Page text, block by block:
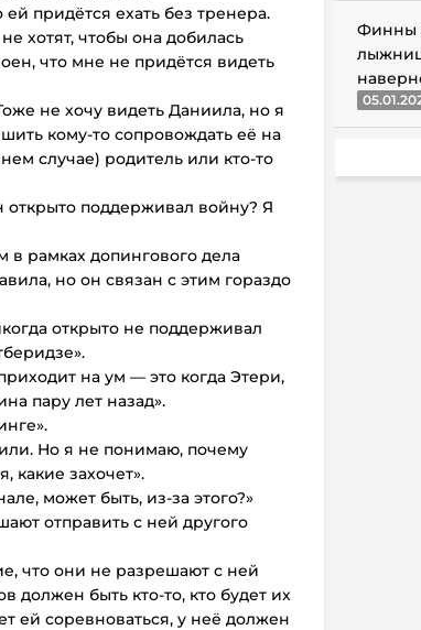
придётся ехать без тренера.
хотят, чтобы она добилась
что мне не придётся видеть
не хочу видеть Даниила, но я
кому-то сопровождать её на
случае) родитель или кто-то
открыто поддерживал войну? Я
в рамках допингового дела
но он связан с этим гораздо
открыто не поддерживал
на ум — это когда Этери,
пару лет назад».
Но я не понимаю, почему
какие захочет».
может быть, из-за этого?»
отправить с ней другого
что они не разрешают с ней
должен быть кто-то, кто будет их
ей соревноваться, у неё должен
Финны